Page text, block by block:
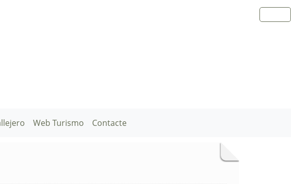
Web Turismo Contacte